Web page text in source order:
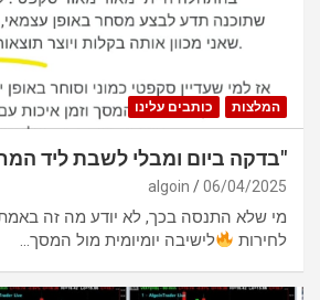
המלצות כותבים עלינו
"בדקה ביום ומבלי לשבת ליד
06/04/2025
algoin
מי שלא התנסה בכך, לא יודע מה זה
לחירות
לישיבה יומיומית מול המסך…